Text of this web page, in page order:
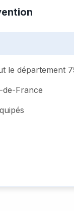
le département
de-France